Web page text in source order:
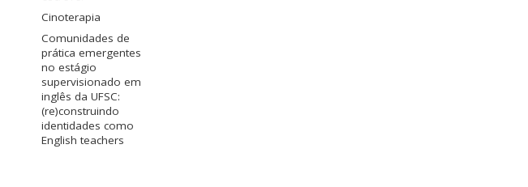
Cinoterapia
Comunidades de
prática emergentes
no estágio
supervisionado em
inglês da UFSC:
(re)construindo
identidades como
English teachers